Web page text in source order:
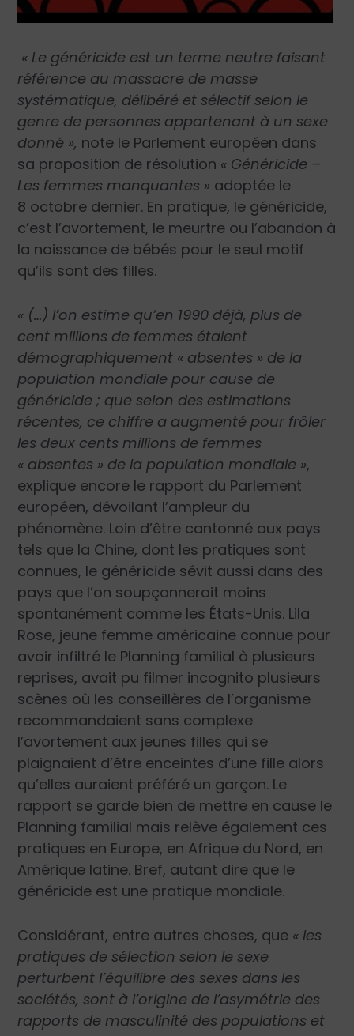
« Le généricide est un terme neutre faisant
référence au massacre de masse
systématique, délibéré et sélectif selon le
genre de personnes appartenant à un sexe
donné », note le Parlement européen dans
sa proposition de résolution « Généricide –
Les femmes manquantes » adoptée le
8 octobre dernier. En pratique, le généricide,
c’est l’avortement, le meurtre ou l’abandon à
la naissance de bébés pour le seul motif
qu’ils sont des filles.
« (…) l’on estime qu’en 1990 déjà, plus de
cent millions de femmes étaient
démographiquement « absentes » de la
population mondiale pour cause de
généricide ; que selon des estimations
récentes, ce chiffre a augmenté pour frôler
les deux cents millions de femmes
« absentes » de la population mondiale »,
explique encore le rapport du Parlement
européen, dévoilant l’ampleur du
phénomène. Loin d’être cantonné aux pays
tels que la Chine, dont les pratiques sont
connues, le généricide sévit aussi dans des
pays que l’on soupçonnerait moins
spontanément comme les États-Unis. Lila
Rose, jeune femme américaine connue pour
avoir infiltré le Planning familial à plusieurs
reprises, avait pu filmer incognito plusieurs
scènes où les conseillères de l’organisme
recommandaient sans complexe
l’avortement aux jeunes filles qui se
plaignaient d’être enceintes d’une fille alors
qu’elles auraient préféré un garçon. Le
rapport se garde bien de mettre en cause le
Planning familial mais relève également ces
pratiques en Europe, en Afrique du Nord, en
Amérique latine. Bref, autant dire que le
généricide est une pratique mondiale.
Considérant, entre autres choses, que « les
pratiques de sélection selon le sexe
perturbent l’équilibre des sexes dans les
sociétés, sont à l’origine de l’asymétrie des
rapports de masculinité des populations et